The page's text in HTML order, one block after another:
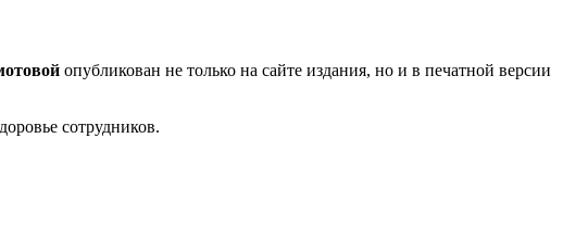
опубликован не только на сайте издания, но и в печатной версии
сотрудников.